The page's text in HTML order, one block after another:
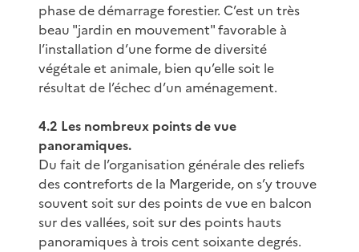
phase de démarrage forestier. C’est un très
beau "jardin en mouvement" favorable à
l’installation d’une forme de diversité
végétale et animale, bien qu’elle soit le
résultat de l’échec d’un aménagement.
4.2 Les nombreux points de vue
panoramiques.
Du fait de l’organisation générale des reliefs
des contreforts de la Margeride, on s’y trouve
souvent soit sur des points de vue en balcon
sur des vallées, soit sur des points hauts
panoramiques à trois cent soixante degrés.